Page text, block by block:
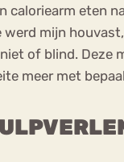
caloriearm eten
werd mijn
of blind. Deze
meer met